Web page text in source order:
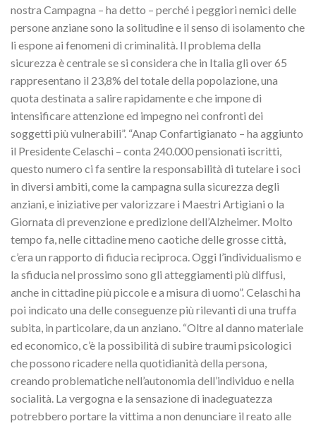
nostra Campagna – ha detto – perché i peggiori nemici delle
persone anziane sono la solitudine e il senso di isolamento che
li espone ai fenomeni di criminalità. Il problema della
sicurezza è centrale se si considera che in Italia gli over 65
rappresentano il 23,8% del totale della popolazione, una
quota destinata a salire rapidamente e che impone di
intensificare attenzione ed impegno nei confronti dei
soggetti più vulnerabili”. “Anap Confartigianato – ha aggiunto
il Presidente Celaschi – conta 240.000 pensionati iscritti,
questo numero ci fa sentire la responsabilità di tutelare i soci
in diversi ambiti, come la campagna sulla sicurezza degli
anziani, e iniziative per valorizzare i Maestri Artigiani o la
Giornata di prevenzione e predizione dell’Alzheimer. Molto
tempo fa, nelle cittadine meno caotiche delle grosse città,
c’era un rapporto di fiducia reciproca. Oggi l’individualismo e
la sfiducia nel prossimo sono gli atteggiamenti più diffusi,
anche in cittadine più piccole e a misura di uomo”. Celaschi ha
poi indicato una delle conseguenze più rilevanti di una truffa
subita, in particolare, da un anziano. “Oltre al danno materiale
ed economico, c’è la possibilità di subire traumi psicologici
che possono ricadere nella quotidianità della persona,
creando problematiche nell’autonomia dell’individuo e nella
socialità. La vergogna e la sensazione di inadeguatezza
potrebbero portare la vittima a non denunciare il reato alle